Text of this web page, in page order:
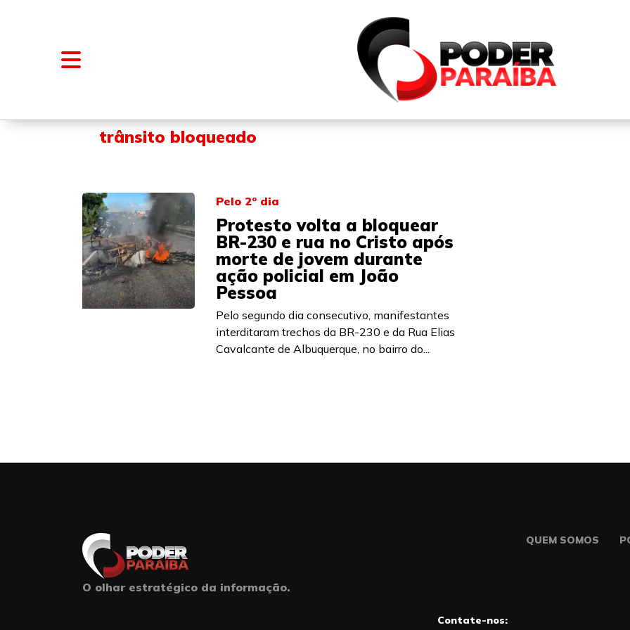
FALE CONOSCO
trânsito bloqueado
Pelo 2º dia
Protesto volta a bloquear
BR-230 e rua no Cristo após
morte de jovem durante
ação policial em João
Pessoa
Pelo segundo dia consecutivo, manifestantes
interditaram trechos da BR-230 e da Rua Elias
Cavalcante de Albuquerque, no bairro do...
O olhar estratégico da informação.
QUEM SOMOS
Contate-nos: